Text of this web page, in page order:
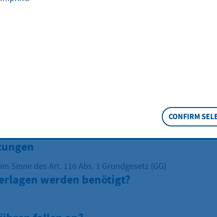
Personalausweis erteilt Ihnen die zuständige Stelle.
obliegt der Personalausweisbehörde
Sinne des Art. 116 Abs. 1 Grundgesetz (GG)
werden benötigt?
CONFIRM